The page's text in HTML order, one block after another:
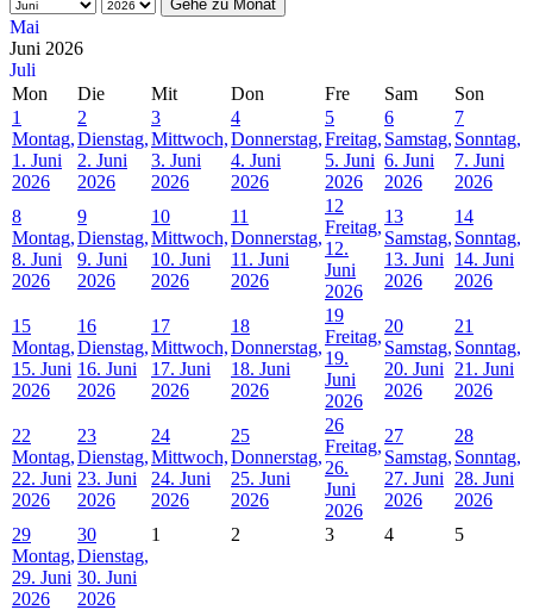
Gehe zu Monat
Mai
Juni 2026
Juli
Mon
Die Mit Don Fre Sam
Son
1
Montag,
1. Juni
2026
2
Dienstag,
2. Juni
2026
3
Mittwoch,
3. Juni
2026
4
Donnerstag,
4. Juni
2026
5
Freitag,
5. Juni
2026
6
Samstag,
6. Juni
2026
7
Sonntag,
7. Juni
2026
8
Montag,
8. Juni
2026
9
Dienstag,
9. Juni
2026
10
Mittwoch,
10. Juni
2026
11
Donnerstag,
11. Juni
2026
12
Freitag,
12.
Juni
2026
13
Samstag,
13. Juni
2026
14
Sonntag,
14. Juni
2026
15
Montag,
15. Juni
2026
16
Dienstag,
16. Juni
2026
17
Mittwoch,
17. Juni
2026
18
Donnerstag,
18. Juni
2026
19
Freitag,
19.
Juni
2026
20
Samstag,
20. Juni
2026
21
Sonntag,
21. Juni
2026
22
Montag,
22. Juni
2026
23
Dienstag,
23. Juni
2026
24
Mittwoch,
24. Juni
2026
25
Donnerstag,
25. Juni
2026
26
Freitag,
26.
Juni
2026
27
Samstag,
27. Juni
2026
28
Sonntag,
28. Juni
2026
29
Montag,
29. Juni
2026
30
Dienstag,
30. Juni
2026
1 2 3 4 5